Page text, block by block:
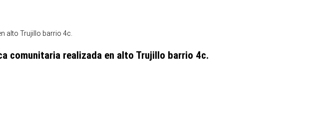
comunitaria realizada en alto Trujillo barrio 4c.